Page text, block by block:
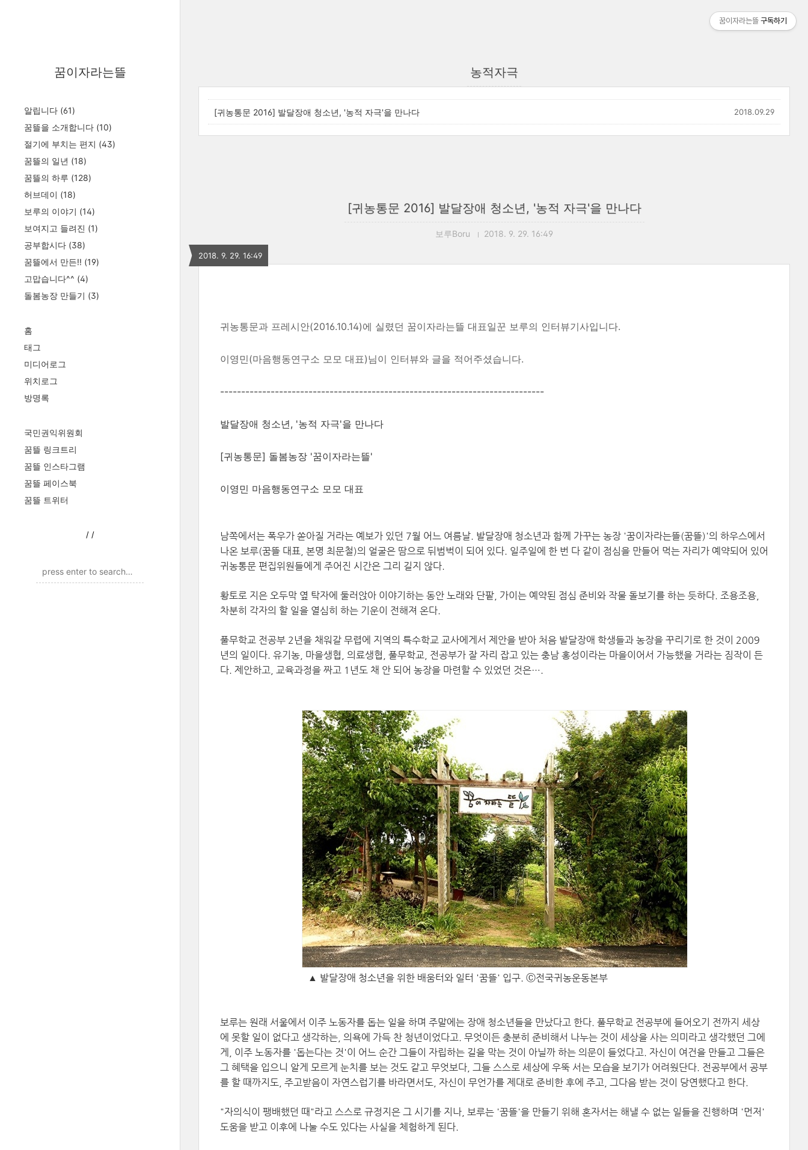
꿈이자라는뜰
알립니다 (61)
꿈뜰을 소개합니다 (10)
절기에 부치는 편지 (43)
꿈뜰의 일년 (18)
꿈뜰의 하루 (128)
허브데이 (18)
보루의 이야기 (14)
보여지고 들려진 (1)
공부합시다 (38)
꿈뜰에서 만든!! (19)
고맙습니다^^ (4)
돌봄농장 만들기 (3)
홈
태그
미디어로그
위치로그
방명록
국민권익위원회
꿈뜰 링크트리
꿈뜰 인스타그램
꿈뜰 페이스북
꿈뜰 트위터
/ /
농적자극
[귀농통문 2016] 발달장애 청소년, '농적 자극'을 만나다 2018.09.29
[귀농통문 2016] 발달장애 청소년, '농적 자극'을 만나다
보루Boru 2018. 9. 29. 16:49
2018. 9. 29. 16:49
귀농통문과 프레시안(2016.10.14)에 실렸던 꿈이자라는뜰 대표일꾼 보루의 인터뷰기사입니다.
이영민(마음행동연구소 모모 대표)님이 인터뷰와 글을 적어주셨습니다.
-----------------------------------------------------------------------------
발달장애 청소년, '농적 자극'을 만나다
[귀농통문] 돌봄농장 '꿈이자라는뜰'
이영민 마음행동연구소 모모 대표
남쪽에서는 폭우가 쏟아질 거라는 예보가 있던 7월 어느 여름날. 발달장애 청소년과 함께 가꾸는 농장 '꿈이자라는뜰(꿈뜰)'의 하우스에서
나온 보루(꿈뜰 대표, 본명 최문철)의 얼굴은 땀으로 뒤범벅이 되어 있다. 일주일에 한 번 다 같이 점심을 만들어 먹는 자리가 예약되어 있어
귀농통문 편집위원들에게 주어진 시간은 그리 길지 않다.
황토로 지은 오두막 옆 탁자에 둘러앉아 이야기하는 동안 노래와 단팥, 가이는 예약된 점심 준비와 작물 돌보기를 하는 듯하다. 조용조용,
차분히 각자의 할 일을 열심히 하는 기운이 전해져 온다.
풀무학교 전공부 2년을 채워갈 무렵에 지역의 특수학교 교사에게서 제안을 받아 처음 발달장애 학생들과 농장을 꾸리기로 한 것이 2009
년의 일이다. 유기농, 마을생협, 의료생협, 풀무학교, 전공부가 잘 자리 잡고 있는 충남 홍성이라는 마을이어서 가능했을 거라는 짐작이 든
다. 제안하고, 교육과정을 짜고 1년도 채 안 되어 농장을 마련할 수 있었던 것은….
▲ 발달장애 청소년을 위한 배움터와 일터 '꿈뜰' 입구. Ⓒ전국귀농운동본부
보루는 원래 서울에서 이주 노동자를 돕는 일을 하며 주말에는 장애 청소년들을 만났다고 한다. 풀무학교 전공부에 들어오기 전까지 세상
에 못할 일이 없다고 생각하는, 의욕에 가득 찬 청년이었다고. 무엇이든 충분히 준비해서 나누는 것이 세상을 사는 의미라고 생각했던 그에
게, 이주 노동자를 '돕는다는 것'이 어느 순간 그들이 자립하는 길을 막는 것이 아닐까 하는 의문이 들었다고. 자신이 여건을 만들고 그들은
그 혜택을 입으니 알게 모르게 눈치를 보는 것도 같고 무엇보다, 그들 스스로 세상에 우뚝 서는 모습을 보기가 어려웠단다. 전공부에서 공부
를 할 때까지도, 주고받음이 자연스럽기를 바라면서도, 자신이 무언가를 제대로 준비한 후에 주고, 그다음 받는 것이 당연했다고 한다.
"자의식이 팽배했던 때"라고 스스로 규정지은 그 시기를 지나, 보루는 '꿈뜰'을 만들기 위해 혼자서는 해낼 수 없는 일들을 진행하며 '먼저'
도움을 받고 이후에 나눌 수도 있다는 사실을 체험하게 된다.
꿈이자라는뜰 구독하기